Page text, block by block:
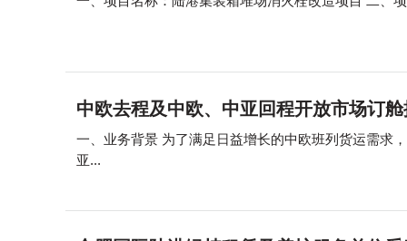
中欧去程及中欧、中亚回程开放市场订
一、业务背景 为了满足日益增长的中欧班列货运需求，进一步拓展班列市场，丰富贸易通道，合肥中欧班列计划于7月起针对欧洲（德国、俄罗斯、白俄罗斯方向）去/回程以及
亚...